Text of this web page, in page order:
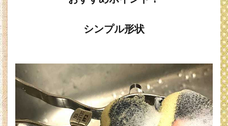
シンプル形状